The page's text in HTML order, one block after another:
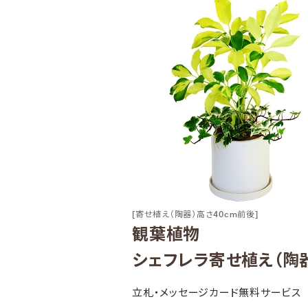
[寄せ植え（陶器）高さ40cm前後]
観葉植物
シェフレラ寄せ植え（陶
立札・メッセージカード無料サービス